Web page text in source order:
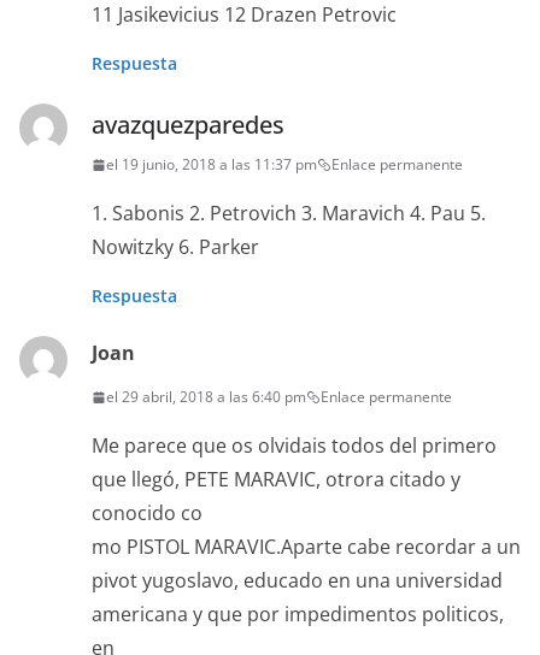
11 Jasikevicius 12 Drazen Petrovic
Respuesta
avazquezparedes
el 19 junio, 2018 a las 11:37 pm Enlace permanente
1. Sabonis 2. Petrovich 3. Maravich 4. Pau 5.
Nowitzky 6. Parker
Respuesta
Joan
el 29 abril, 2018 a las 6:40 pm Enlace permanente
Me parece que os olvidais todos del primero
que llegó, PETE MARAVIC, otrora citado y
conocido co
mo PISTOL MARAVIC.Aparte cabe recordar a un
pivot yugoslavo, educado en una universidad
americana y que por impedimentos politicos,
en